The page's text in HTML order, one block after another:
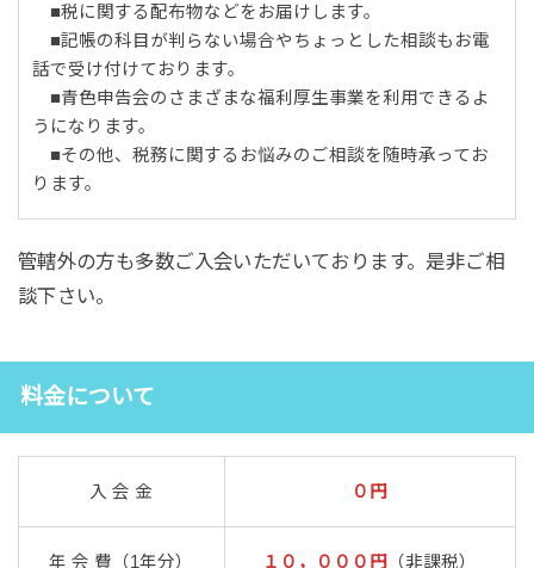
■税に関する配布物などをお届けします。
■記帳の科目が判らない場合やちょっとした相談もお電
話で受け付けております。
■青色申告会のさまざまな福利厚生事業を利用できるよ
うになります。
■その他、税務に関するお悩みのご相談を随時承ってお
ります。
管轄外の方も多数ご入会いただいております。是非ご相
談下さい。
料金について
入 会 金 ０円
年 会 費（1年分） １０，０００円 （非課税）